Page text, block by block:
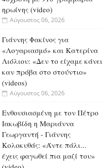
ηρωίvης (video)
Αύγουστος 06, 2026
Γιάννης Φακίνος για
«Λογαριασμό» και Κατερίνα
Λιόλιου: «Δεν το είχαμε κάνει
καν πρόβα στο στούντιο»
(videos)
Αύγουστος 06, 2026
Ενθουσιασμένη με τον Πέτρο
Ιακωβίδη η Μαριάννα
Γεωργαντή - Γιάννης
Κολοκυθάς: «Άντε πάλι...
έχεις φαγωθεί πια μαζί του»